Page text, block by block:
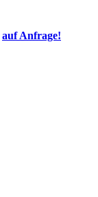
auf Anfrage!